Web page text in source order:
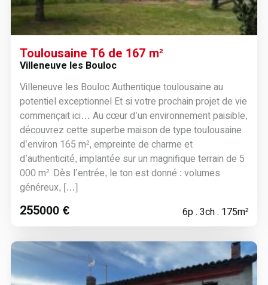
Toulousaine T6 de 167 m²
Villeneuve les Bouloc
Villeneuve les Bouloc Authentique toulousaine au
potentiel exceptionnel Et si votre prochain projet de vie
commençait ici… Au cœur d’un environnement paisible,
découvrez cette superbe maison de type toulousaine
d’environ 165 m², empreinte de charme et
d’authenticité, implantée sur un magnifique terrain de 5
000 m². Dès l’entrée, le ton est donné : volumes
généreux, […]
255000 € 6p . 3ch . 175m²